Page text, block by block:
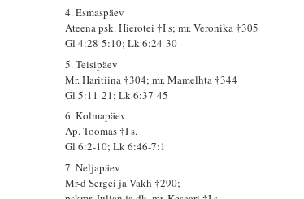
4. Esmaspäev
Ateena psk. Hierotei †I s; mr. Veronika †305
Gl 4:28-5:10; Lk 6:24-30
5. Teisipäev
Mr. Haritiina †304; mr. Mamelhta †344
Gl 5:11-21; Lk 6:37-45
6. Kolmapäev
Ap. Toomas †I s.
Gl 6:2-10; Lk 6:46-7:1
7. Neljapäev
Mr-d Sergei ja Vakh †290;